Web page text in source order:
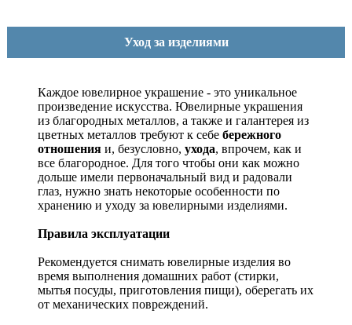
Уход за изделиями
Каждое ювелирное украшение - это уникальное
произведение искусства. Ювелирные украшения
из благородных металлов, а также и галантерея из
цветных металлов требуют к себе бережного
отношения и, безусловно, ухода, впрочем, как и
все благородное. Для того чтобы они как можно
дольше имели первоначальный вид и радовали
глаз, нужно знать некоторые особенности по
хранению и уходу за ювелирными изделиями.
Правила эксплуатации
Рекомендуется снимать ювелирные изделия во
время выполнения домашних работ (стирки,
мытья посуды, приготовления пищи), оберегать их
от механических повреждений.